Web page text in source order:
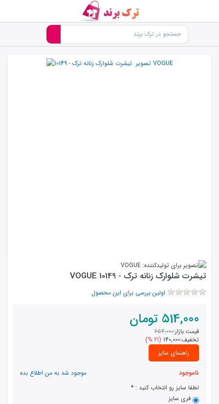
تیشرت شلوارک زنانه ترک - 10149 VOGUE
اولین بررسی برای این محصول
514,000 تومان
قیمت بازار:654,000
تخفیف:140,000
(21 %)
راهنمای سایز
ناموجود
موجود شد به من اطلاع بده
لطفا سایز رو انتخاب کنید :
فری سایز